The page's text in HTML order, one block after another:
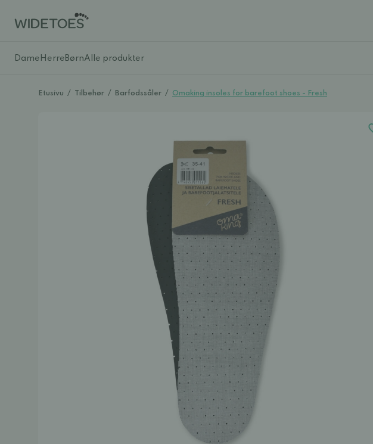
Dame Herre BørnAlle produkter
Etusivu / Tilbehør / Barfodssåler / Omaking insoles for barefoot shoes - Fresh